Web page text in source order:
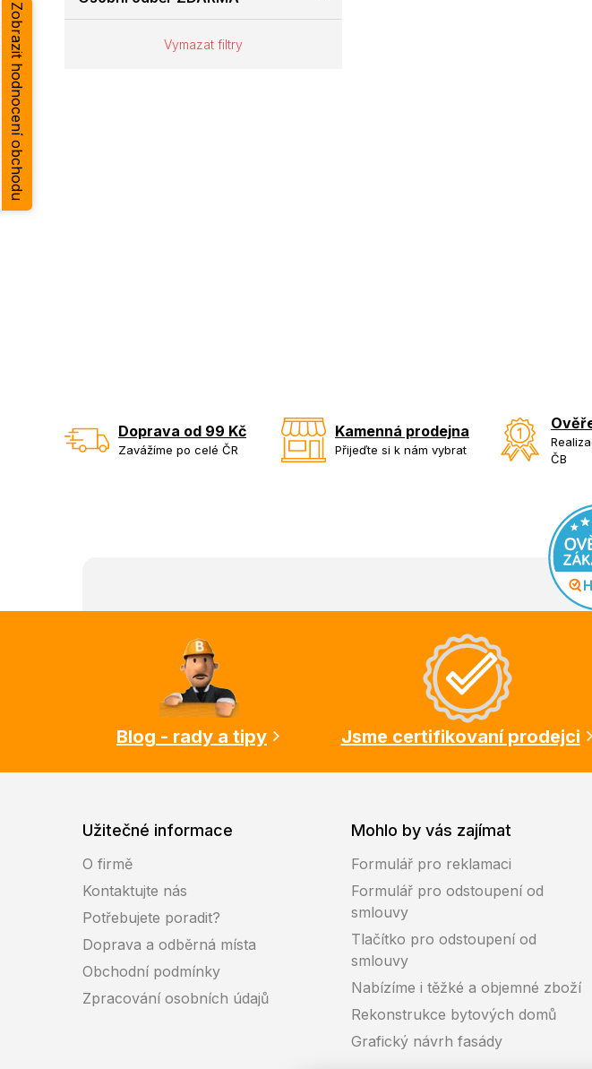
Vymazat filtry
Doprava od 99 Kč
Zavážíme po celé ČR
Kamenná prodejna
Přijeďte si k nám vybrat
ČB
Blog - rady a tipy
Jsme certifikovaní prodejci
Užitečné informace
O firmě
Kontaktujte nás
Potřebujete poradit?
Doprava a odběrná místa
Obchodní podmínky
Zpracování osobních údajů
Mohlo by vás zajímat
Formulář pro reklamaci
Formulář pro odstoupení od
smlouvy
Tlačítko pro odstoupení od
smlouvy
Nabízíme i těžké a objemné zboží
Rekonstrukce bytových domů
Grafický návrh fasády
Zobrazit hodnocení obchodu